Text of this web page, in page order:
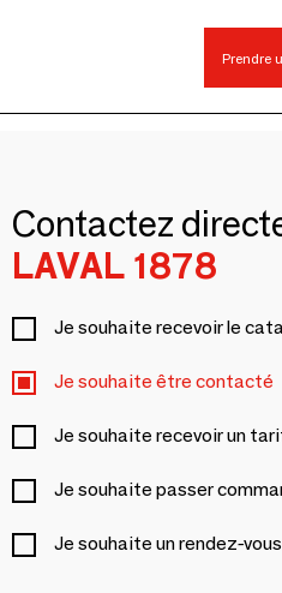
Prendre
Contactez
LAVAL 1878
Je souhaite recevoir le
Je souhaite être contacté
Je souhaite recevoir un
Je souhaite passer
Je souhaite un rendez-